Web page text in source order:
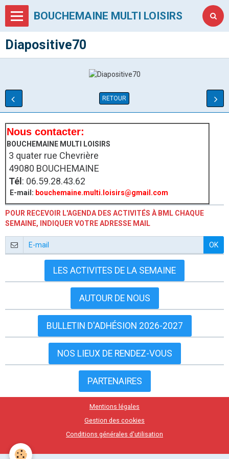
BOUCHEMAINE MULTI LOISIRS
Diapositive70
RETOUR
Nous contacter:
BOUCHEMAINE MULTI LOISIRS
3 quater rue Chevrière
49080 BOUCHEMAINE
Tél : 06.59.28.43.62
E-mail: bouchemaine.multi.loisirs@gmail.com
POUR RECEVOIR L'AGENDA DES ACTIVITÉS À BML CHAQUE
SEMAINE, INDIQUER VOTRE ADRESSE MAIL
OK
LES ACTIVITES DE LA SEMAINE
AUTOUR DE NOUS
BULLETIN D'ADHÉSION 2026-2027
NOS LIEUX DE RENDEZ-VOUS
PARTENAIRES
Mentions légales
Gestion des cookies
Conditions générales d'utilisation